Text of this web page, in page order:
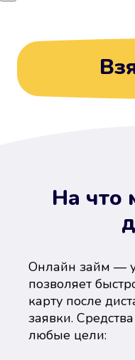
На что
Онлайн займ —
позволяет
карту после
заявки.
любые цели: